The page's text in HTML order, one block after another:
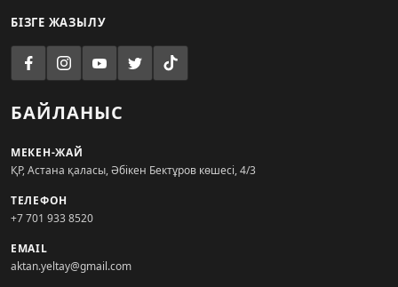
БІЗГЕ ЖАЗЫЛУ
БАЙЛАНЫС
МЕКЕН-ЖАЙ
ҚР, Астана қаласы, Әбікен Бектұров көшесі, 4/3
ТЕЛЕФОН
+7 701 933 8520
EMAIL
aktan.yeltay@gmail.com